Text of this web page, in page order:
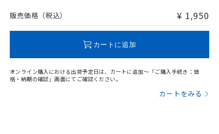
問い合わせください。
販売価格（税込） ¥ 1,950
カートに追加
オンライン購入における出荷予定日は、カートに追加～「ご購入手続き：価
格・納期の確認」画面にてご確認ください。
カートをみる